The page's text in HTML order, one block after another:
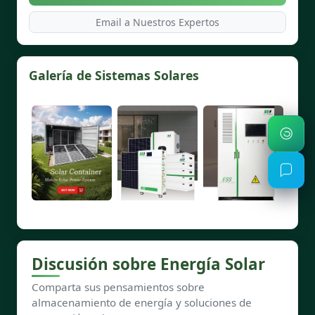
Email a Nuestros Expertos
Galería de Sistemas Solares
Discusión sobre Energía Solar
Comparta sus pensamientos sobre
almacenamiento de energía y soluciones de